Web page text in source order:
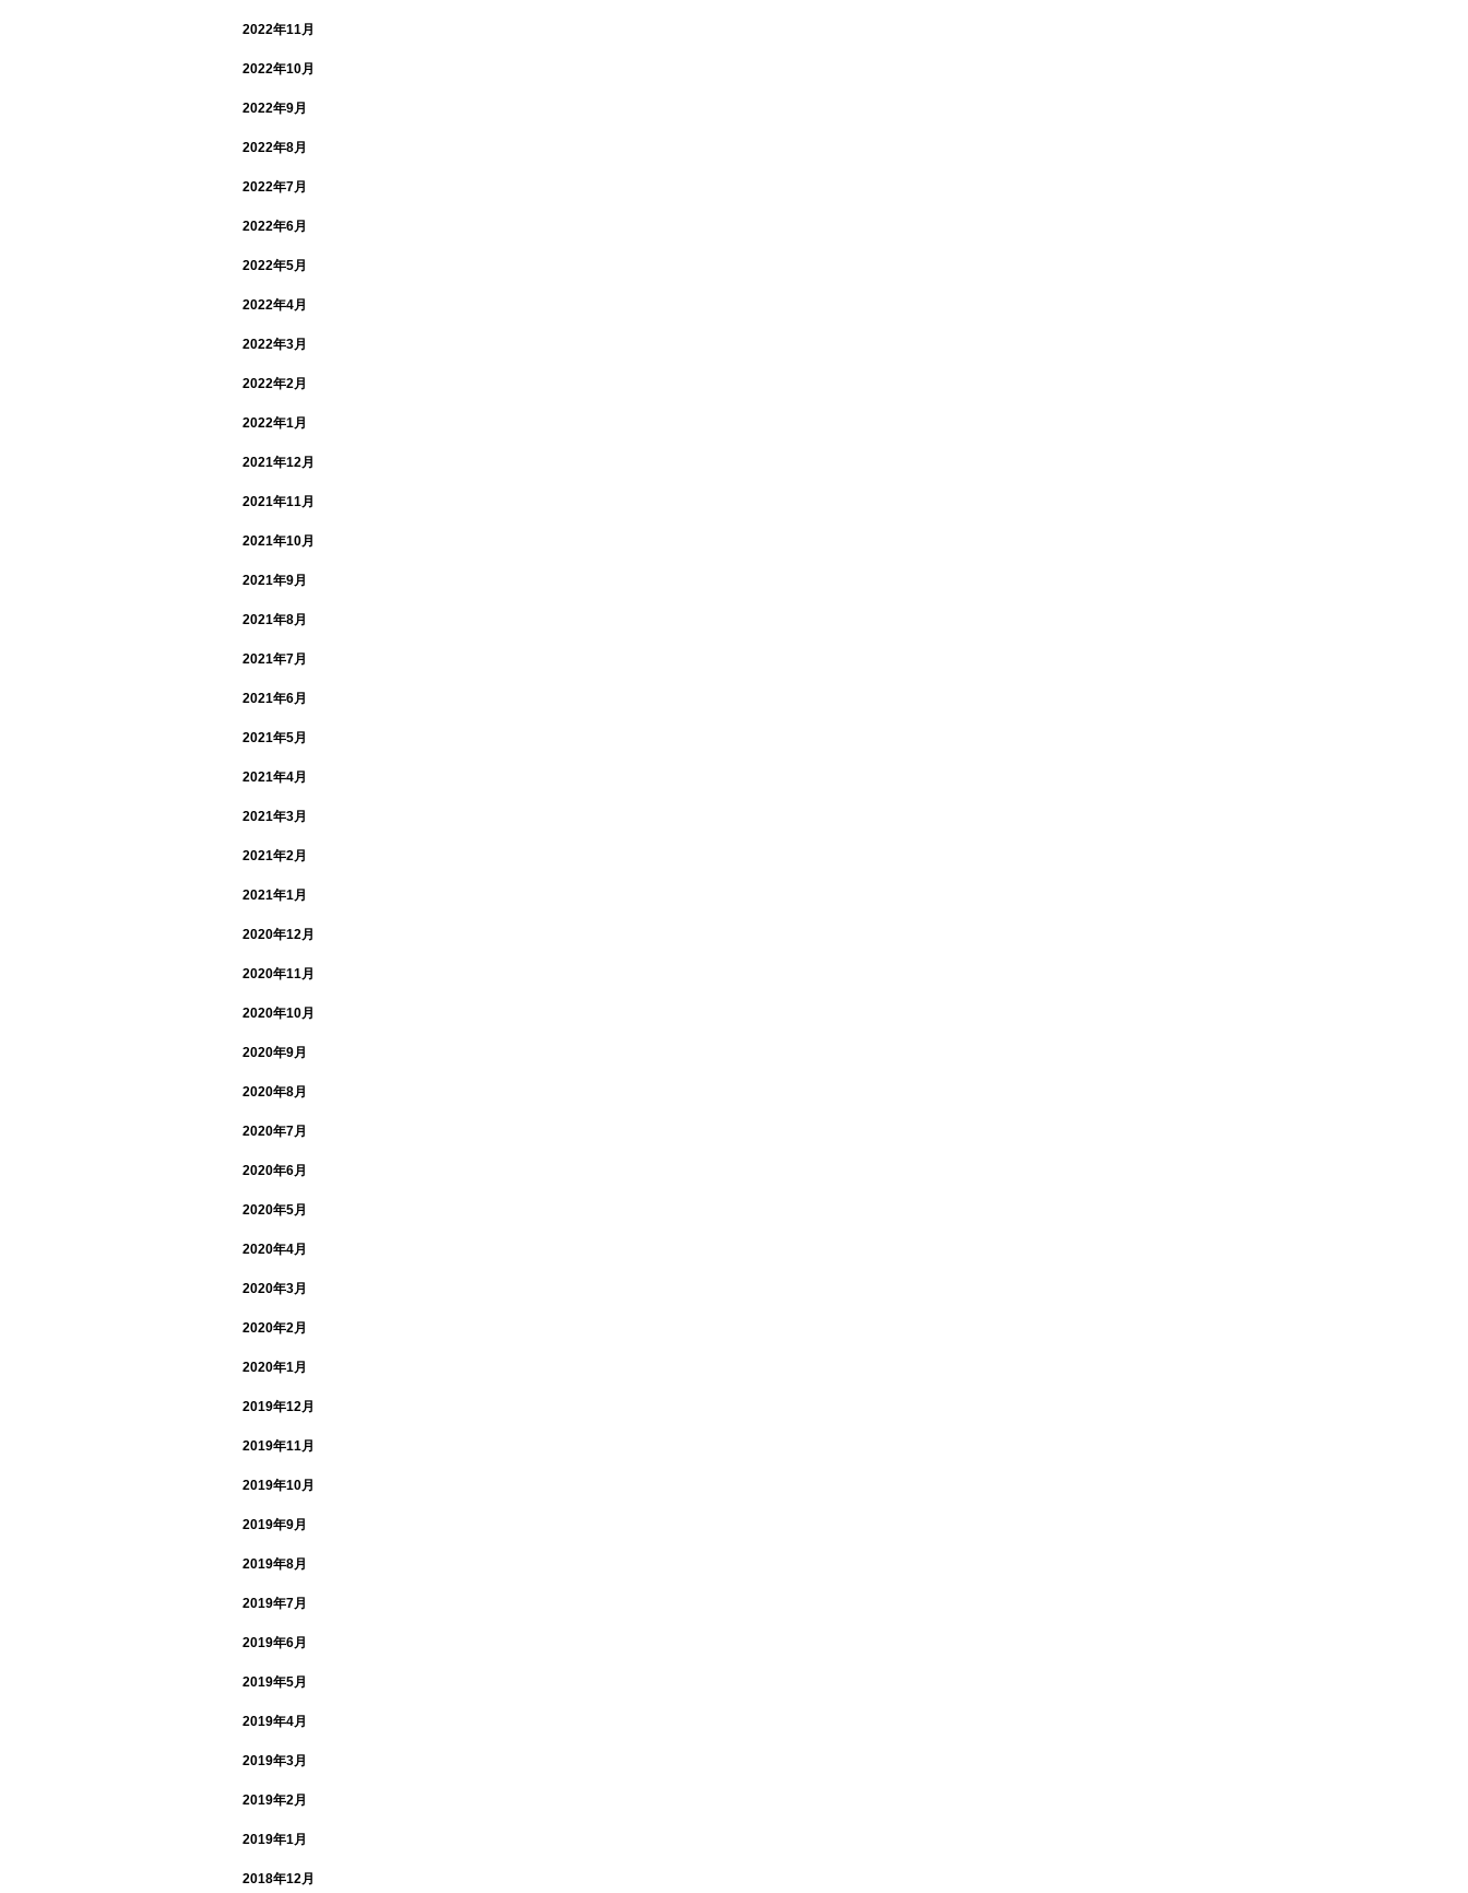
2022年11月
2022年10月
2022年9月
2022年8月
2022年7月
2022年6月
2022年5月
2022年4月
2022年3月
2022年2月
2022年1月
2021年12月
2021年11月
2021年10月
2021年9月
2021年8月
2021年7月
2021年6月
2021年5月
2021年4月
2021年3月
2021年2月
2021年1月
2020年12月
2020年11月
2020年10月
2020年9月
2020年8月
2020年7月
2020年6月
2020年5月
2020年4月
2020年3月
2020年2月
2020年1月
2019年12月
2019年11月
2019年10月
2019年9月
2019年8月
2019年7月
2019年6月
2019年5月
2019年4月
2019年3月
2019年2月
2019年1月
2018年12月